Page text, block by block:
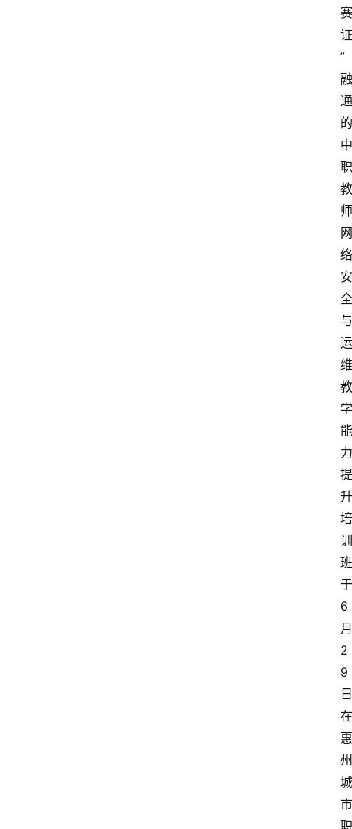
赛
证
”
融
通
的
中
职
教
师
网
络
安
全
与
运
维
教
学
能
力
提
升
培
训
班
于
6
月
2
9
日
在
惠
州
城
市
职